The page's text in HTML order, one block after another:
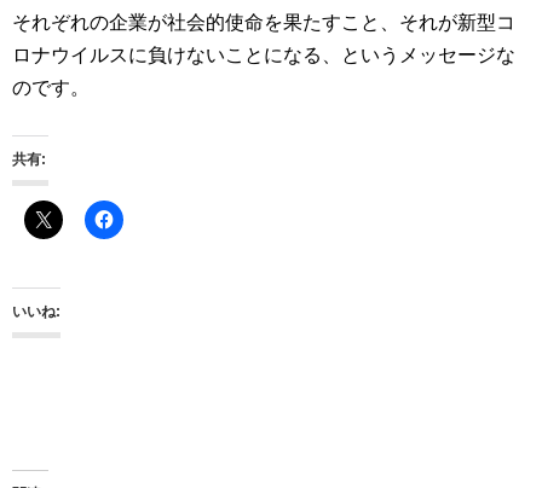
それぞれの企業が社会的使命を果たすこと、それが新型コ
ロナウイルスに負けないことになる、というメッセージな
のです。
共有:
いいね: